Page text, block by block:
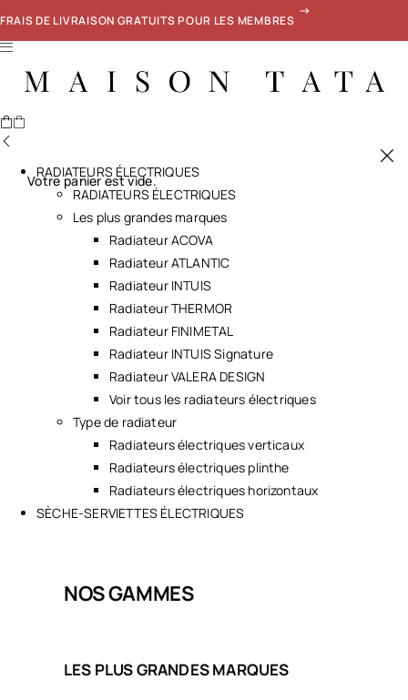
FRAIS DE LIVRAISON GRATUITS POUR LES MEMBRES
Votre panier est vide.
RADIATEURS ÉLECTRIQUES
RADIATEURS ÉLECTRIQUES
Les plus grandes marques
Radiateur ACOVA
Radiateur ATLANTIC
Radiateur INTUIS
Radiateur THERMOR
Radiateur FINIMETAL
Radiateur INTUIS Signature
Radiateur VALERA DESIGN
Voir tous les radiateurs électriques
Type de radiateur
Radiateurs électriques verticaux
Radiateurs électriques plinthe
Radiateurs électriques horizontaux
SÈCHE-SERVIETTES ÉLECTRIQUES
NOS GAMMES
LES PLUS GRANDES MARQUES